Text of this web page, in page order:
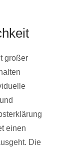
großer
einen
Die